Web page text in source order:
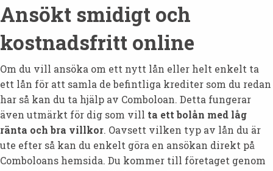
Ansökt smidigt och
kostnadsfritt online
Om du vill ansöka om ett nytt lån eller helt enkelt ta
ett lån för att samla de befintliga krediter som du redan
har så kan du ta hjälp av Comboloan. Detta fungerar
även utmärkt för dig som vill ta ett bolån med låg
ränta och bra villkor. Oavsett vilken typ av lån du är
ute efter så kan du enkelt göra en ansökan direkt på
Comboloans hemsida. Du kommer till företaget genom